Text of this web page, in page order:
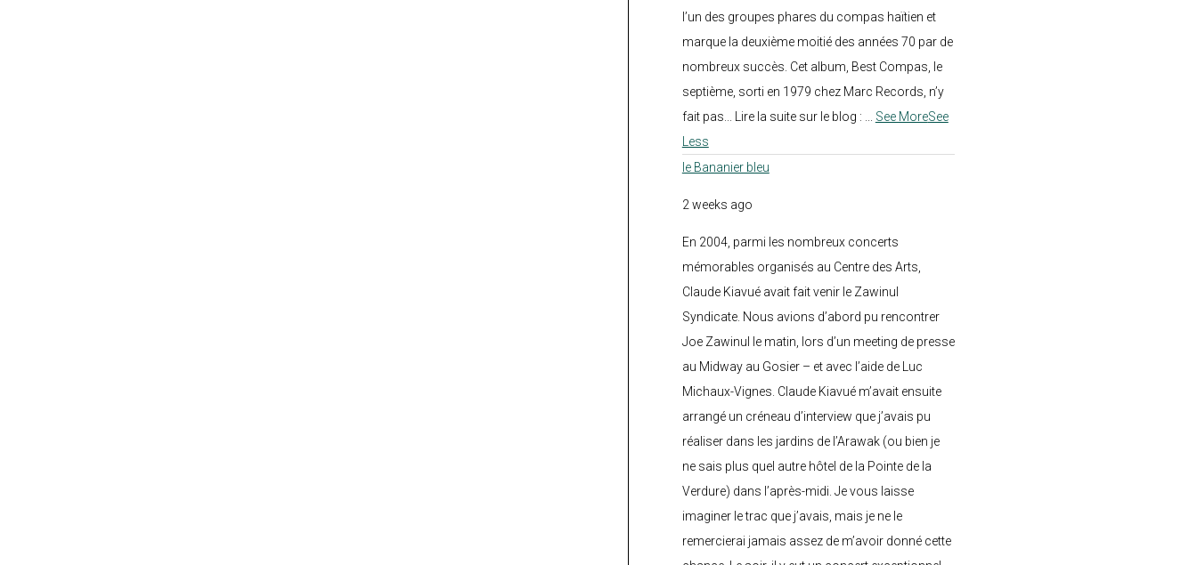
l’un des groupes phares du compas haïtien et
marque la deuxième moitié des années 70 par de
nombreux succès. Cet album, Best Compas, le
septième, sorti en 1979 chez Marc Records, n’y
fait pas... Lire la suite sur le blog :
See MoreSee
Less
le Bananier bleu
2 weeks ago
En 2004, parmi les nombreux concerts
mémorables organisés au Centre des Arts,
Claude Kiavué avait fait venir le Zawinul
Syndicate. Nous avions d’abord pu rencontrer
Joe Zawinul le matin, lors d’un meeting de presse
au Midway au Gosier – et avec l’aide de Luc
Michaux-Vignes. Claude Kiavué m’avait ensuite
arrangé un créneau d’interview que j’avais pu
réaliser dans les jardins de l’Arawak (ou bien je
ne sais plus quel autre hôtel de la Pointe de la
Verdure) dans l’après-midi. Je vous laisse
imaginer le trac que j’avais, mais je ne le
remercierai jamais assez de m’avoir donné cette